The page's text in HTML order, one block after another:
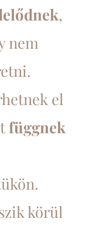
,
nem
el
függnek
körül